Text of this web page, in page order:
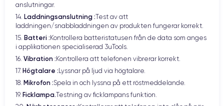
anslutningar.
14. Laddningsanslutning :Test av att
laddningen/snabbladdningen av produkten fungerar korrekt.
15. Batteri : Kontrollera batteristatusen från de data som anges
i applikationen specialiserad 3uTools.
16. Vibration : Kontrollera att telefonen vibrerar korrekt.
17. Högtalare : Lyssnar på ljud via högtalare.
18. Mikrofon :Spela in och lyssna på ett röstmeddelande.
19. Ficklampa.Testning av ficklampans funktion.